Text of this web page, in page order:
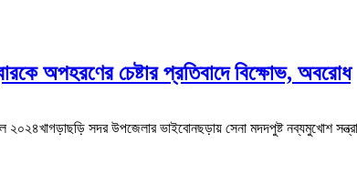
অপহরণের চেষ্টার প্রতিবাদে বিক্ষোভ, অবরোধ
২০২৪খাগড়াছড়ি সদর উপজেলার ভাইবোনছড়ায় সেনা মদদপুষ্ট নব্যমুখোশ